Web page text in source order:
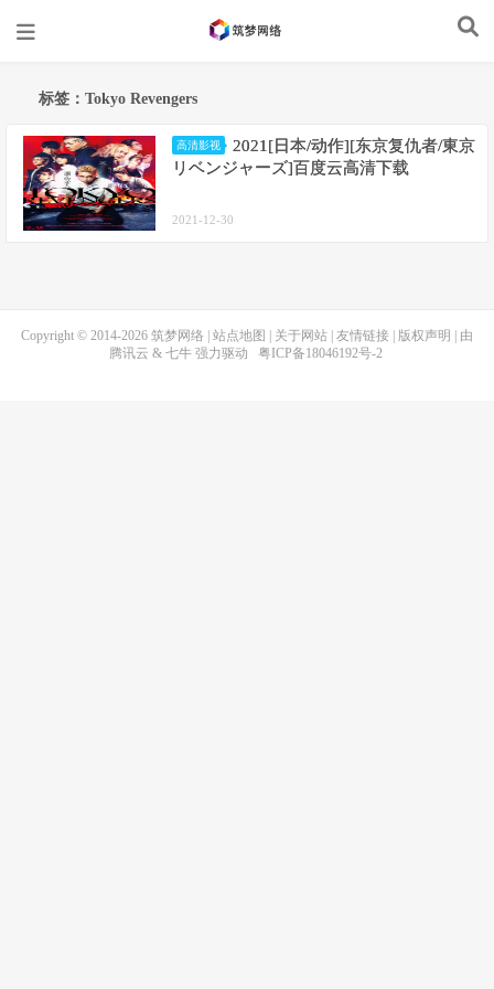
标签：Tokyo Revengers
高清影视
2021[日本/动作][东京复仇者/東京
リベンジャーズ]百度云高清下载
2021-12-30
Copyright © 2014-2026 筑梦网络 站点地图 关于网站 友情链接 版权声明
| 由
腾讯云 & 七牛强力驱动 粤ICP备18046192号-2